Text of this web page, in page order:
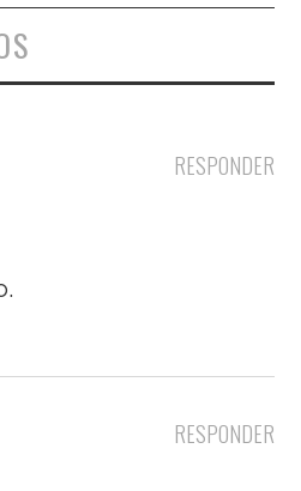
RESPONDER
RESPONDER